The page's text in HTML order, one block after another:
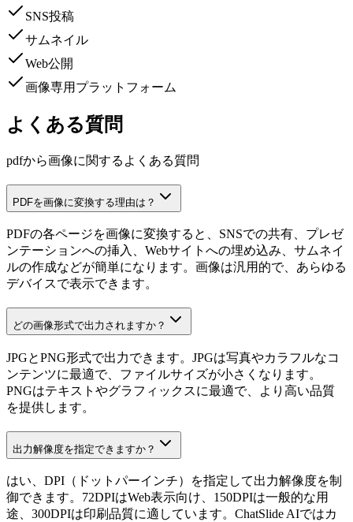
SNS投稿
サムネイル
Web公開
画像専用プラットフォーム
よくある質問
pdfから画像に関するよくある質問
PDFを画像に変換する理由は？
PDFの各ページを画像に変換すると、SNSでの共有、プレゼ
ンテーションへの挿入、Webサイトへの埋め込み、サムネイ
ルの作成などが簡単になります。画像は汎用的で、あらゆる
デバイスで表示できます。
どの画像形式で出力されますか？
JPGとPNG形式で出力できます。JPGは写真やカラフルなコ
ンテンツに最適で、ファイルサイズが小さくなります。
PNGはテキストやグラフィックスに最適で、より高い品質
を提供します。
出力解像度を指定できますか？
はい、DPI（ドットパーインチ）を指定して出力解像度を制
御できます。72DPIはWeb表示向け、150DPIは一般的な用
途、300DPIは印刷品質に適しています。ChatSlide AIではカ